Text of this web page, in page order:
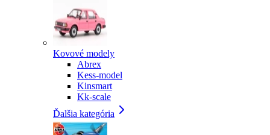
Kovové modely
Abrex
Kess-model
Kinsmart
Kk-scale
Ďalšia kategória